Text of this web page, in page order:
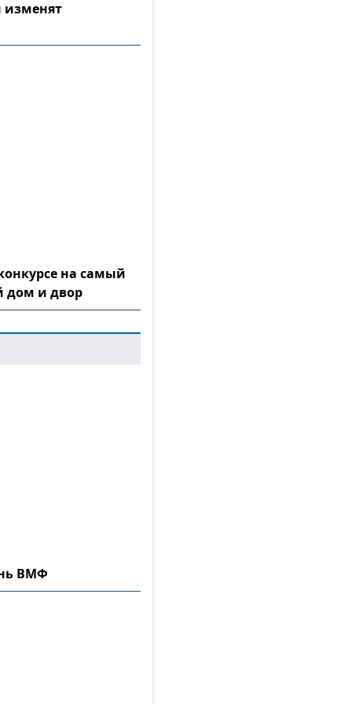
изменят
на самый
дом и двор
ВМФ